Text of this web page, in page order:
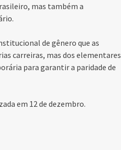
mas também a
de gênero que as
carreiras, mas dos elementares
para garantir a paridade de
em 12 de dezembro.